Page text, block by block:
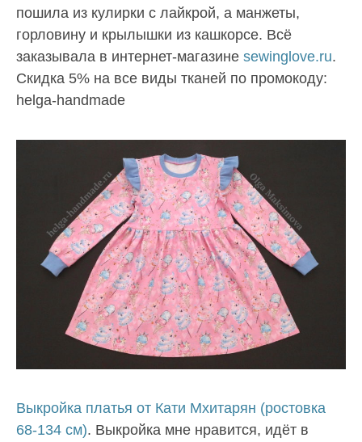
пошила из кулирки с лайкрой, а манжеты,
горловину и крылышки из кашкорсе. Всё
заказывала в интернет-магазине sewinglove.ru.
Скидка 5% на все виды тканей по промокоду:
helga-handmade
Выкройка платья от Кати Мхитарян (ростовка
68-134 см). Выкройка мне нравится, идёт в